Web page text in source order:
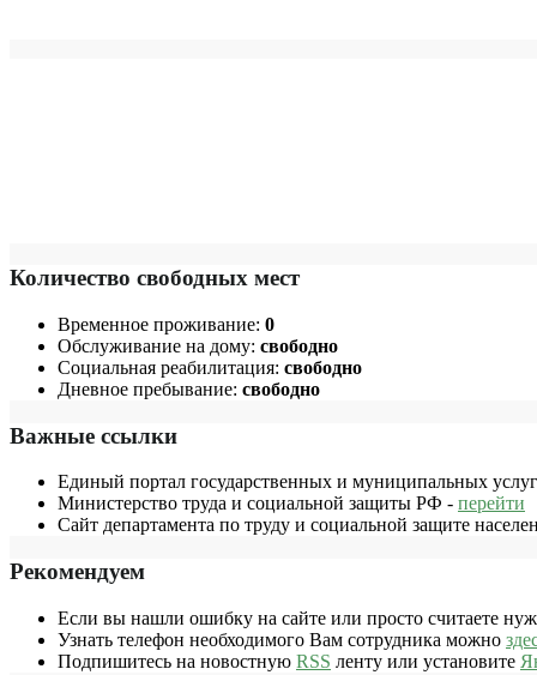
Количество свободных мест
Временное проживание: 0
Обслуживание на дому: свободно
Социальная реабилитация: свободно
Дневное пребывание: свободно
Важные ссылки
Единый портал государственных и муниципальных
Министерство труда и социальной защиты РФ - перейти
Сайт департамента по труду и социальной защите
Рекомендуем
Если вы нашли ошибку на сайте или просто считаете
Узнать телефон необходимого Вам сотрудника можно
Подпишитесь на новостную RSS ленту или установите